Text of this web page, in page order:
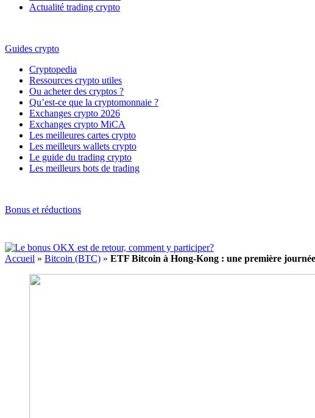
Actualité trading crypto
Guides crypto
Cryptopedia
Ressources crypto utiles
Ou acheter des cryptos ?
Qu’est-ce que la cryptomonnaie ?
Exchanges crypto 2026
Exchanges crypto MiCA
Les meilleures cartes crypto
Les meilleurs wallets crypto
Le guide du trading crypto
Les meilleurs bots de trading
Bonus et réductions
Accueil » Bitcoin (BTC) » ETF Bitcoin à Hong-Kong : une première